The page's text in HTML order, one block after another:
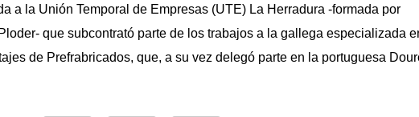
a la Unión Temporal de Empresas (UTE) La Herradura -formada por
que subcontrató parte de los trabajos a la gallega especializada
de Prefrabricados, que, a su vez delegó parte en la portuguesa